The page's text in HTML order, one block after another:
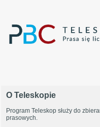
O Teleskopie
Program Teleskop służy do
prasowych.